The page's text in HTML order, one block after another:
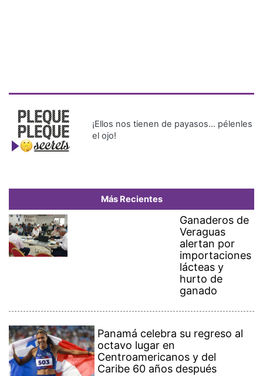
¡Ellos nos tienen de payasos… pélenles
el ojo!
Más Recientes
Ganaderos de
Veraguas
alertan por
importaciones
lácteas y
hurto de
ganado
Panamá celebra su regreso al
octavo lugar en
Centroamericanos y del
Caribe 60 años después